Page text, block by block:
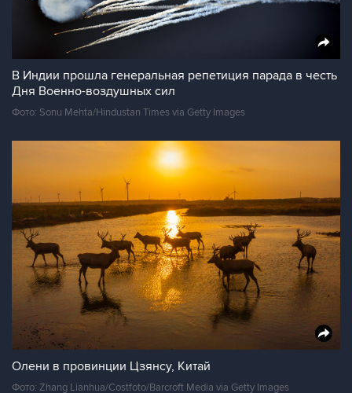
В Индии прошла генеральная репетиция парада в честь
Дня Военно-воздушных сил
Фото: Sonu Mehta/Hindustan Times via Getty Images
Олени в провинции Цзянсу, Китай
Фото: Zhang Lianhua/Costfoto/Barcroft Media via Getty Images